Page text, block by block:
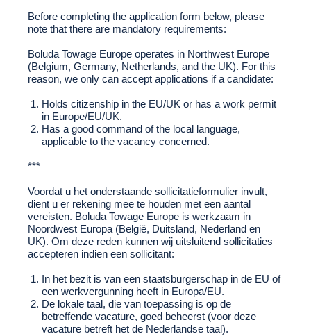
Before completing the application form below, please
note that there are mandatory requirements:
Boluda Towage Europe operates in Northwest Europe
(Belgium, Germany, Netherlands, and the UK). For this
reason, we only can accept applications if a candidate:
Holds citizenship in the EU/UK or has a work permit
in Europe/EU/UK.
Has a good command of the local language,
applicable to the vacancy concerned.
***
Voordat u het onderstaande sollicitatieformulier invult,
dient u er rekening mee te houden met een aantal
vereisten. Boluda Towage Europe is werkzaam in
Noordwest Europa (België, Duitsland, Nederland en
UK). Om deze reden kunnen wij uitsluitend sollicitaties
accepteren indien een sollicitant:
In het bezit is van een staatsburgerschap in de EU of
een werkvergunning heeft in Europa/EU.
De lokale taal, die van toepassing is op de
betreffende vacature, goed beheerst (voor deze
vacature betreft het de Nederlandse taal).